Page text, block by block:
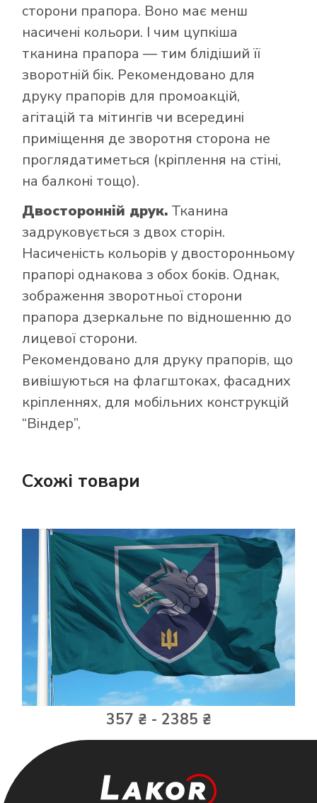
сторони прапора. Воно має менш
насичені кольори. І чим цупкіша
тканина прапора — тим блідіший її
зворотній бік. Рекомендовано для
друку прапорів для промоакцій,
агітацій та мітингів чи всередині
приміщення де зворотня сторона не
проглядатиметься (кріплення на стіні,
на балконі тощо).
Двосторонній друк. Тканина
задруковується з двох сторін.
Насиченість кольорів у двосторонньому
прапорі однакова з обох боків. Однак,
зображення зворотньої сторони
прапора дзеркальне по відношенню до
лицевої сторони.
Рекомендовано для друку прапорів, що
вивішуються на флагштоках, фасадних
кріпленнях, для мобільних конструкцій
“Віндер”,
Схожі товари
357 ₴ - 2385 ₴